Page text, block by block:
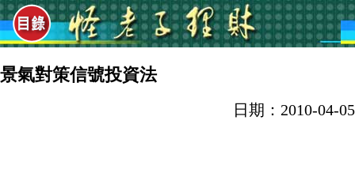
景氣對策信號投資法
日期：2010-04-05